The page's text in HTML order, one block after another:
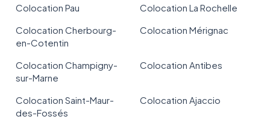
Colocation Pau
Colocation La Rochelle
Colocation Cherbourg-
en-Cotentin
Colocation Mérignac
Colocation Champigny-
sur-Marne
Colocation Antibes
Colocation Saint-Maur-
des-Fossés
Colocation Ajaccio